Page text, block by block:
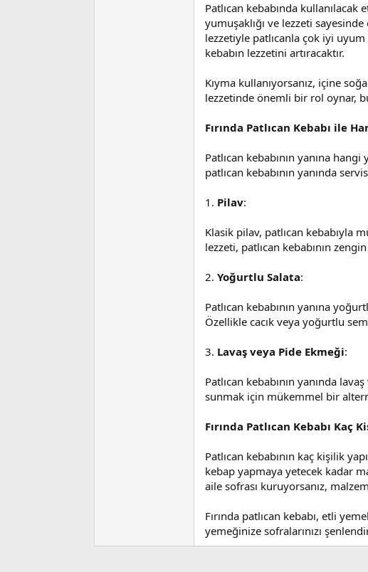
Patlıcan kebabında
yumuşaklığı ve lezzeti
lezzetiyle patlıcanla çok iyi uyum
kebabın lezzetini artıracaktır.
Kıyma kullanıyorsanız, içine
lezzetinde önemli bir rol oynar,
Fırında Patlıcan Kebabı ile
Patlıcan kebabının yanına
patlıcan kebabının yanında
1. Pilav:
Klasik pilav, patlıcan kebabıyla
lezzeti, patlıcan kebabının
2. Yoğurtlu Salata:
Patlıcan kebabının yanına
Özellikle cacık veya yoğurtlu
3. Lavaş veya Pide Ekmeği:
Patlıcan kebabının yanında
sunmak için mükemmel bir
Fırında Patlıcan Kebabı Kaç
Patlıcan kebabının kaç kişilik
kebap yapmaya yetecek kadar
aile sofrası kuruyorsanız,
Fırında patlıcan kebabı, etli
yemeğinize sofralarınızı